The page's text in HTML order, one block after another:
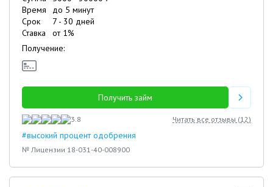
Время
до 5 минут
Срок
7 - 30 дней
Ставка
от 1%
Получение:
Получить займ
3.8 Читать все отзывы (12)
#высокий процент одобрения
№ Лицензии 18-031-40-008900